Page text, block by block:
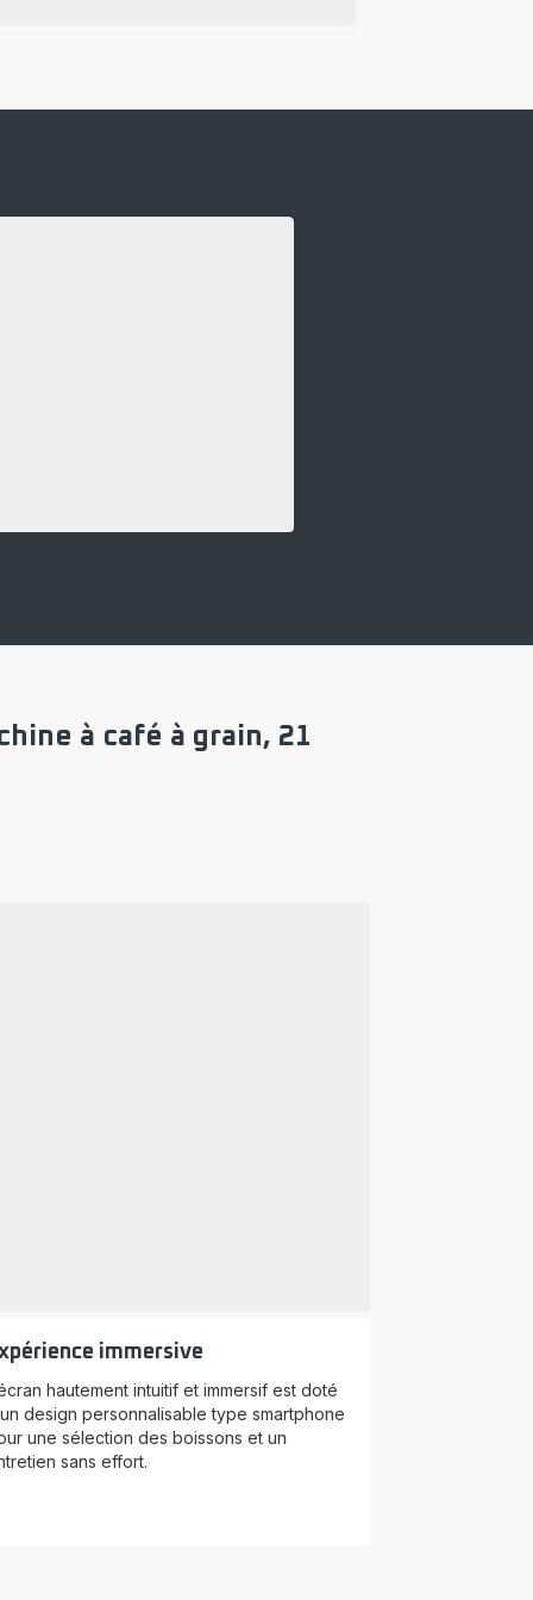
à café à grain, 21
immersive
hautement intuitif et immersif est doté
design personnalisable type smartphone
une sélection des boissons et un
sans effort.